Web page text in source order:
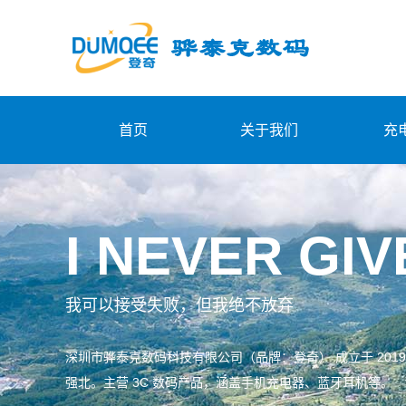
首页 关于我们 充
I NEVER
我可以接受失败，但我绝不放弃
深圳市骅泰克数码科技有限公司（品牌：登奇） 成立于
强北。主营 3C 数码产品，涵盖手机充电器、蓝牙耳机等。